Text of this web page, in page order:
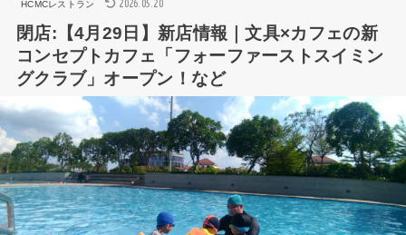
HCMCレストラン 2026.05.20
閉店:【4月29日】新店情報｜文具×カフェの新
コンセプトカフェ「フォーファーストスイミン
グクラブ」オープン！など